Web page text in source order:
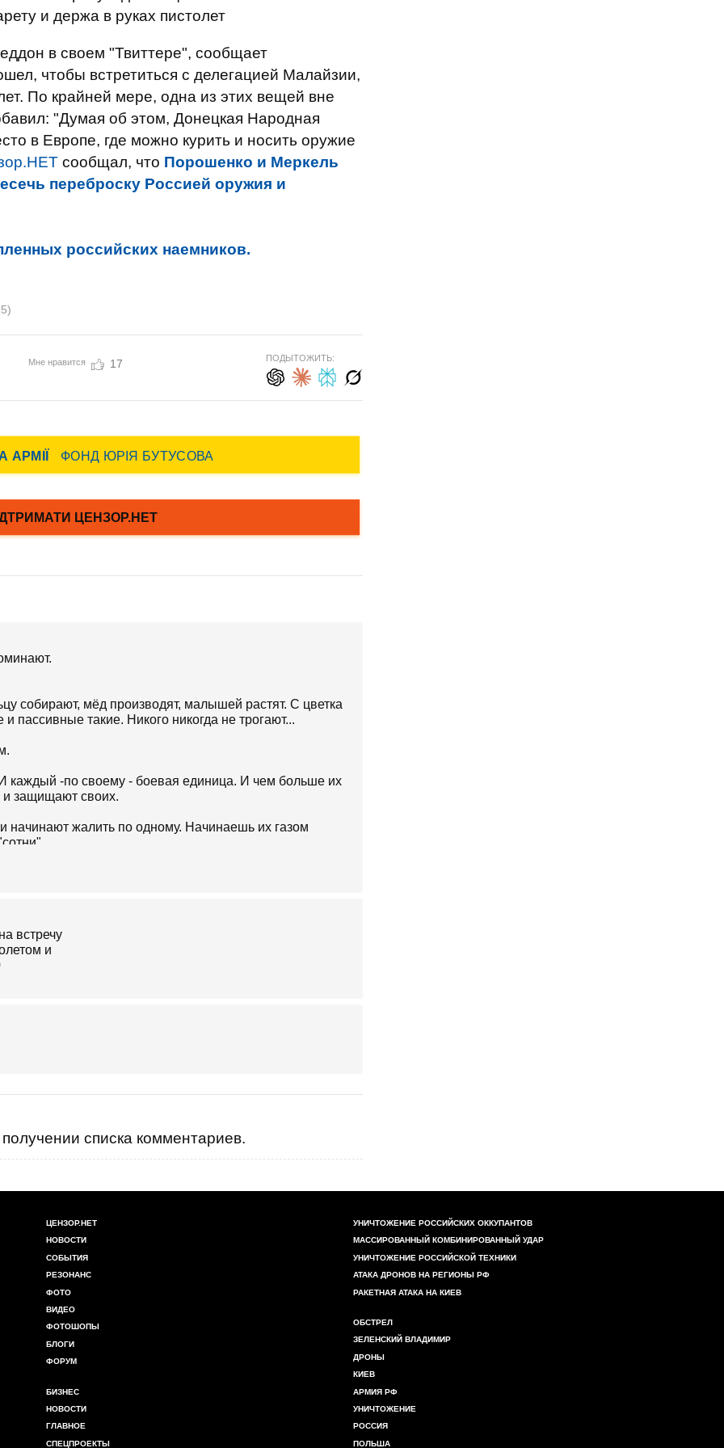
и держа в руках пистолет
в своем "Твиттере", сообщает
чтобы встретиться с делегацией Малайзии,
По крайней мере, одна из этих вещей вне
"Думая об этом, Донецкая Народная
в Европе, где можно курить и носить оружие
сообщал, что Порошенко и Меркель
переброску Россией оружия и
российских наемников.
Мне нравится 17 ПОДЫТОЖИТЬ:
собирают, мёд производят, малышей растят. С цветка
пассивные такие. Никого никогда не трогают...
каждый -по своему - боевая единица. И чем больше их
и защищают своих.
начинают жалить по одному. Начинаешь их газом
какой он большой) пытался улей на пасеке
" заставить мёд носить. Поднялись сотни со всей
на пасеке не восстановится - до последней
где терпят потери - сотнями, тысячами, миллионами.
тружеников с Коломыи во время затишья не могла
повседневном миролюбивом жужжании.
списка комментариев.
ЦЕНЗОР.НЕТ
НОВОСТИ
СОБЫТИЯ
РЕЗОНАНС
ФОТО
ВИДЕО
ФОТОШОПЫ
БЛОГИ
ФОРУМ
БИЗНЕС
НОВОСТИ
ГЛАВНОЕ
СПЕЦПРОЕКТЫ
УНИЧТОЖЕНИЕ РОССИЙСКИХ ОККУПАНТОВ
МАССИРОВАННЫЙ КОМБИНИРОВАННЫЙ УДАР
УНИЧТОЖЕНИЕ РОССИЙСКОЙ ТЕХНИКИ
АТАКА ДРОНОВ НА РЕГИОНЫ РФ
РАКЕТНАЯ АТАКА НА КИЕВ
ОБСТРЕЛ
ЗЕЛЕНСКИЙ ВЛАДИМИР
ДРОНЫ
КИЕВ
АРМИЯ РФ
УНИЧТОЖЕНИЕ
РОССИЯ
ПОЛЬША